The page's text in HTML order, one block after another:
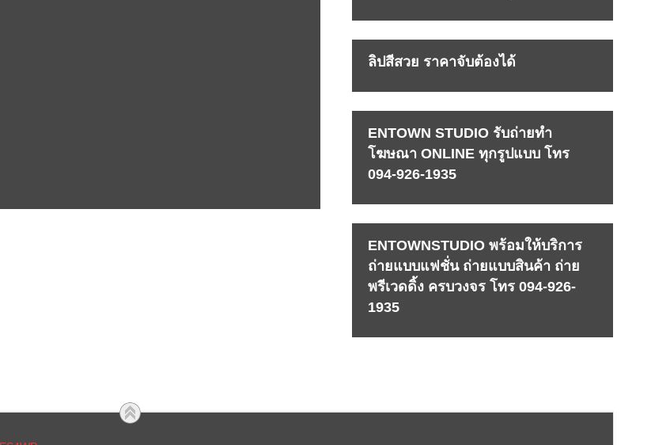
ลิปสีสวย ราคาจับต้องได้
ENTOWN STUDIO รับถ่ายทำ
โฆษณา ONLINE ทุกรูปแบบ โทร
094-926-1935
ENTOWNSTUDIO พร้อมให้บริการ
ถ่ายแบบแฟชั่น ถ่ายแบบสินค้า ถ่าย
พรีเวดดิ้ง ครบวงจร โทร 094-926-
1935